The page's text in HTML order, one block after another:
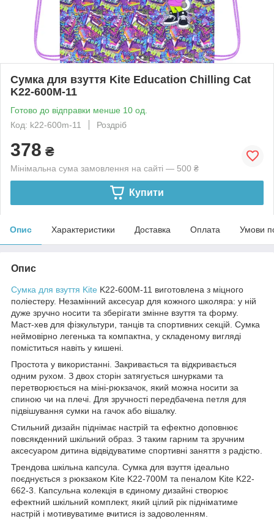
Сумка для взуття Kite Education Chilling Cat
K22-600M-11
Готово до відправки менше 10 од.
Код: k22-600m-11
Роздріб
378 ₴
Мінімальна сума замовлення на сайті — 500 ₴
Купити
Опис Характеристики Доставка Оплата Умови
Опис
Сумка для взуття Kite K22-600M-11 виготовлена з міцного
поліестеру. Незамінний аксесуар для кожного школяра: у ній
дуже зручно носити та зберігати змінне взуття та форму.
Маст-хев для фізкультури, танців та спортивних секцій. Сумка
неймовірно легенька та компактна, у складеному вигляді
поміститься навіть у кишені.
Простота у використанні. Закривається та відкривається
одним рухом. З двох сторін затягується шнурками та
перетворюється на міні-рюкзачок, який можна носити за
спиною чи на плечі. Для зручності передбачена петля для
підвішування сумки на гачок або вішалку.
Стильний дизайн піднімає настрій та ефектно доповнює
повсякденний шкільний образ. З таким гарним та зручним
аксесуаром дитина відвідуватиме спортивні заняття з радістю.
Трендова шкільна капсула. Сумка для взуття ідеально
поєднується з рюкзаком Kite K22-700M та пеналом Kite K22-
662-3. Капсульна колекція в єдиному дизайні створює
ефектний шкільний комплект, який цілий рік підніматиме
настрій і мотивуватиме вчитися із задоволенням.